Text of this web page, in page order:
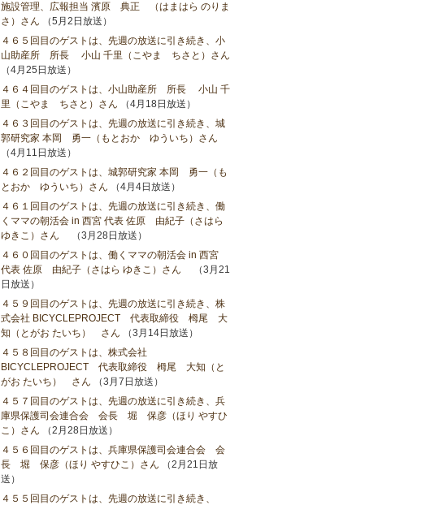
施設管理、広報担当 濱原 典正 （はまはら のりま
さ）さん （5月2日放送）
４６５回目のゲストは、先週の放送に引き続き、小
山助産所 所長 小山​ 千里（こやま ちさと）さん
（4月25日放送）
４６４回目のゲストは、小山助産所 所長 小山​ 千
里（こやま ちさと）さん （4月18日放送）
４６３回目のゲストは、先週の放送に引き続き、城
郭研究家 本岡 勇一（もとおか ゆういち）さん
（4月11日放送）
４６２回目のゲストは、城郭研究家 本岡 勇一（も
とおか ゆういち）さん （4月4日放送）
４６１回目のゲストは、先週の放送に引き続き、働
くママの朝活会 in 西宮 代表 佐原 由紀子（さはら
ゆきこ）さん
（3月28日放送）
４６０回目のゲストは、働くママの朝活会 in 西宮
代表 佐原 由紀子（さはら ゆきこ）さん
（3月21
日放送）
４５９回目のゲストは、先週の放送に引き続き、株
式会社 BICYCLEPROJECT 代表取締役 栂尾 大
知（とがお たいち） さん （3月14日放送）
４５８回目のゲストは、株式会社
BICYCLEPROJECT 代表取締役 栂尾 大知（と
がお たいち） さん （3月7日放送）
４５７回目のゲストは、先週の放送に引き続き、兵
庫県保護司会連合会 会長 堀 保彦（ほり やすひ
こ）さん （2月28日放送）
４５６回目のゲストは、兵庫県保護司会連合会 会
長 堀 保彦（ほり やすひこ）さん （2月21日放
送）
４５５回目のゲストは、先週の放送に引き続き、